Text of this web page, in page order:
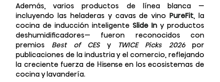
Además, varios productos de línea blanca —
incluyendo las heladeras y cavas de vinoPureFit, la
cocina de inducción inteligente Slide In y productos
deshumidificadores— fueron reconocidos con
premios Best of CESy TWICE Picks 2026por
publicaciones de la industria y el comercio, reflejando
la creciente fuerza de Hisense en los ecosistemas de
cocina y lavandería.